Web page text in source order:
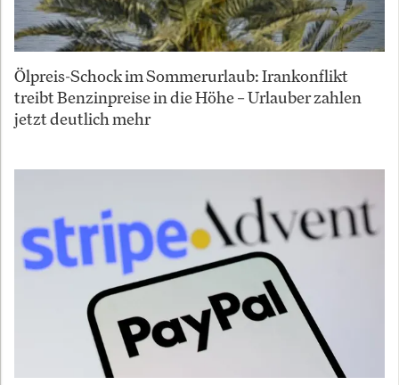
Ölpreis-Schock im Sommerurlaub: Irankonflikt
treibt Benzinpreise in die Höhe – Urlauber zahlen
jetzt deutlich mehr